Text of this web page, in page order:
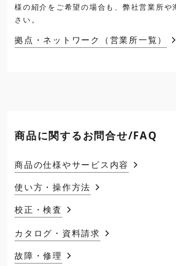
様の紹介をご希望の場合も、弊社営業所や
さい。
拠点・ネットワーク（営業所一覧）
商品に関するお問合せ/FAQ
商品の仕様やサービス内容
使い方・操作方法
校正・検査
カタログ・資料請求
故障・修理